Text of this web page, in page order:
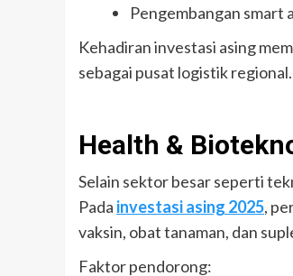
Pengembangan smart
Kehadiran investasi asing
sebagai pusat logistik regional.
Health &
Selain sektor besar seperti
Pada investasi asing 2025,
vaksin, obat tanaman, dan
Faktor pendorong: